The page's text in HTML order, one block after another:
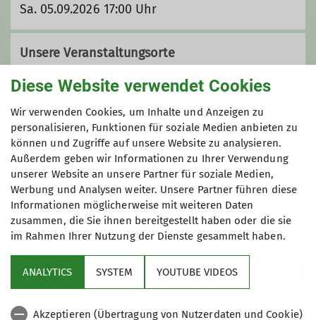
Sa. 05.09.2026 17:00 Uhr
Unsere Veranstaltungsorte
DAV Zentrum
Dreichlingerstraße 40
92318 Neumarkt
Sponsor
Diese Website verwendet Cookies
Wir verwenden Cookies, um Inhalte und Anzeigen zu
personalisieren, Funktionen für soziale Medien anbieten zu
können und Zugriffe auf unsere Website zu analysieren.
Außerdem geben wir Informationen zu Ihrer Verwendung
unserer Website an unsere Partner für soziale Medien,
Werbung und Analysen weiter. Unsere Partner führen diese
Informationen möglicherweise mit weiteren Daten
zusammen, die Sie ihnen bereitgestellt haben oder die sie
im Rahmen Ihrer Nutzung der Dienste gesammelt haben.
ANALYTICS SYSTEM YOUTUBE VIDEOS
Akzeptieren (Übertragung von Nutzerdaten und Cookie)